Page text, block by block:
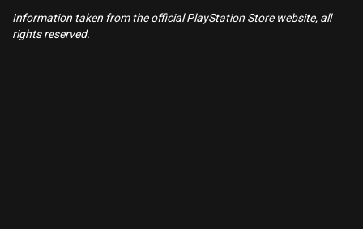
Information taken from the official PlayStation Store website, all
rights reserved.